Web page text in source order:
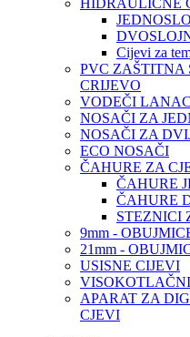
HIDRAULIČNE
Cijevi za
PVC ZAŠTITNA
CRIJEVO
VODEČI
NOSAČI ZA
NOSAČI ZA
ECO NOSAČI
ČAHURE ZA
ČAHURE
ČAHURE
STEZNICI
9mm -
21mm -
USISNE CIJEVI
APARAT ZA
CJEVI